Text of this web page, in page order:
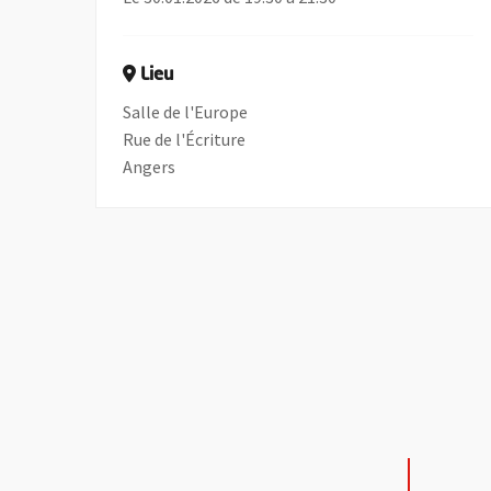
Lieu
Salle de l'Europe
Rue de l'Écriture
Angers